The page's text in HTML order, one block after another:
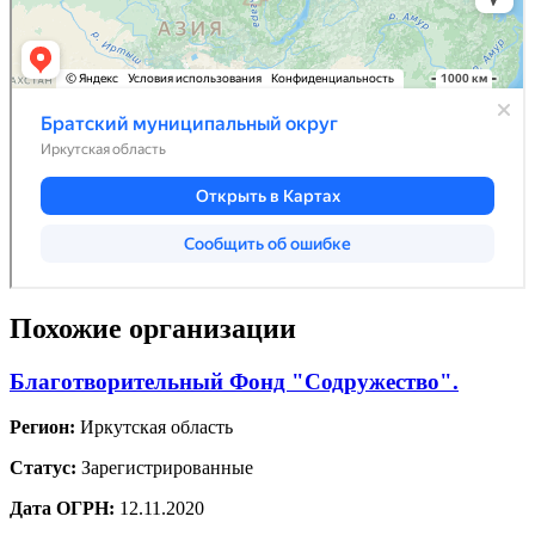
Похожие организации
Благотворительный Фонд "Содружество".
Регион: Иркутская область
Статус: Зарегистрированные
Дата ОГРН: 12.11.2020